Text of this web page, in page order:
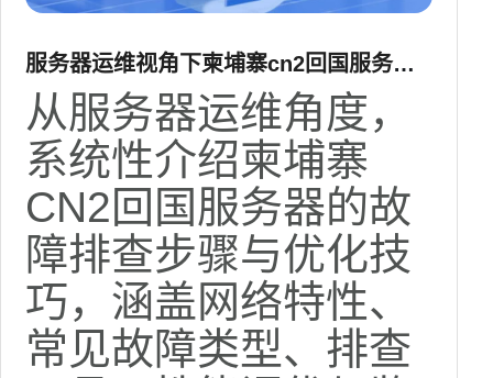
服务器运维视角下柬埔寨cn2回国服务器
故障排查与优化技巧
从服务器运维角度，
系统性介绍柬埔寨
CN2回国服务器的故
障排查步骤与优化技
巧，涵盖网络特性、
常见故障类型、排查